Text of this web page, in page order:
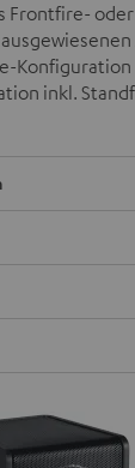
Frontfire-
Konfiguration
inkl.